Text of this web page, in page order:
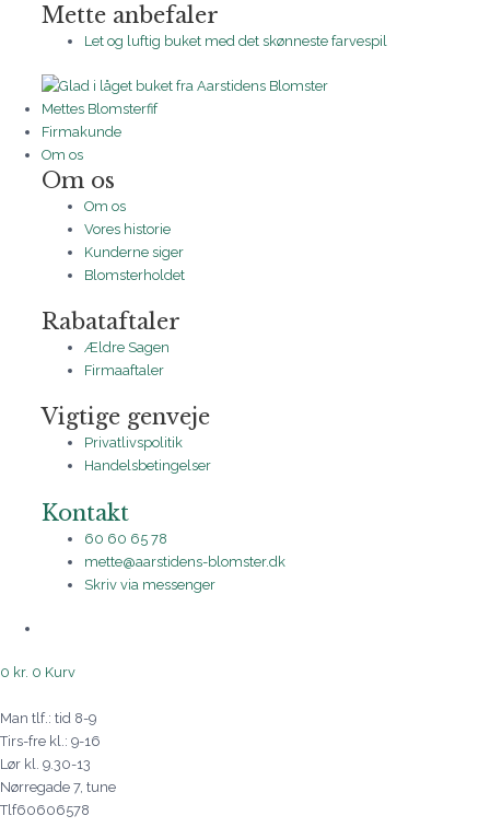
Mette anbefaler
Let og luftig buket med det skønneste farvespil
Mettes Blomsterfif
Firmakunde
Om os
Om os
Om os
Vores historie
Kunderne siger
Blomsterholdet
Rabataftaler
Ældre Sagen
Firmaaftaler
Vigtige genveje
Privatlivspolitik
Handelsbetingelser
Kontakt
60 60 65 78
mette@aarstidens-blomster.dk
Skriv via messenger
0 kr. 0 Kurv
Man tlf.: tid 8-9
Tirs-fre kl.: 9-16
Lør kl. 9.30-13
Nørregade 7, tune
Tlf60606578